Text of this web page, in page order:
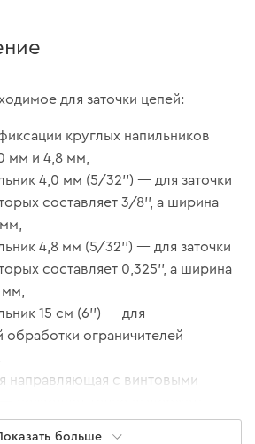
для заточки цепей:
круглых напильников
мм и 4,8 мм,
4,0 мм (5/32'') — для заточки
составляет 3/8'', а ширина
4,8 мм (5/32'') — для заточки
составляет 0,325'', а ширина
15 см (6'’) — для
обработки ограничителей
направляющая с винтовыми
угол заточки режущей кромки
больше